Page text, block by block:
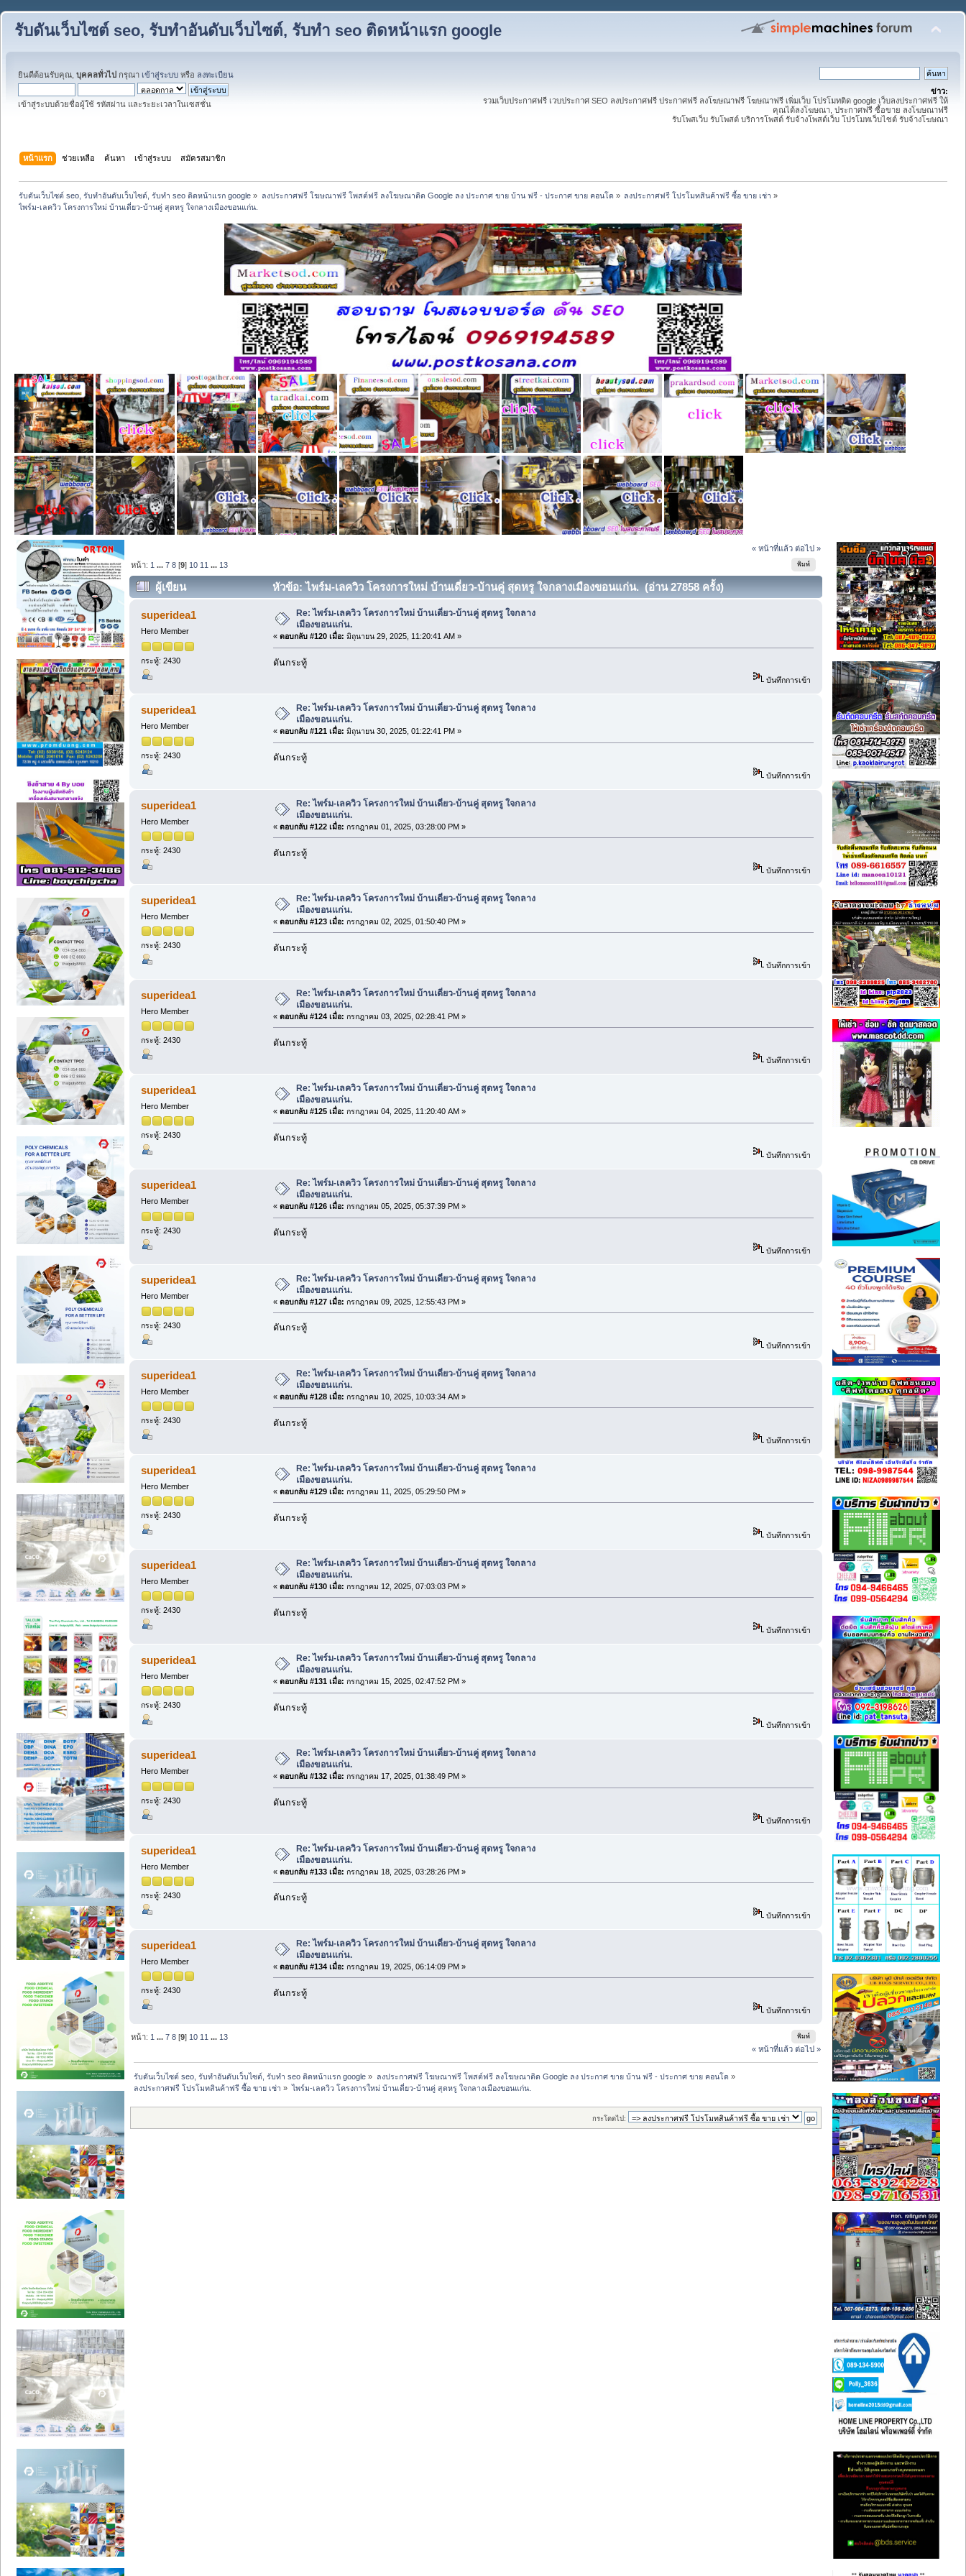
รับดันเว็บไซต์ seo, รับทำอันดับเว็บไซต์, รับทำ seo ติดหน้าแรก google
ยินดีต้อนรับคุณ, บุคคลทั่วไป กรุณา เข้าสู่ระบบ หรือ ลงทะเบียน
เข้าสู่ระบบด้วยชื่อผู้ใช้ รหัสผ่าน และระยะเวลาในเซสชั่น
ข่าว:
รวมเว็บประกาศฟรี เวบประกาศ SEO ลงประกาศฟรี ประกาศฟรี ลงโฆษณาฟรี โฆษณาฟรี เพิ่มเว็บ โปรโมทติด google เว็บลงประกาศฟรี ให้
คุณได้ลงโฆษณา, ประกาศฟรี ซื้อขาย ลงโฆษณาฟรี
รับโพสเว็บ รับโพสต์ บริการโพสต์ รับจ้างโพสต์เว็บ โปรโมทเว็บไซต์ รับจ้างโฆษณา
หน้าแรก ช่วยเหลือ ค้นหา เข้าสู่ระบบ สมัครสมาชิก
รับดันเว็บไซต์ seo, รับทำอันดับเว็บไซต์, รับทำ seo ติดหน้าแรก google » ลงประกาศฟรี โฆษณาฟรี โพสต์ฟรี ลงโฆษณาติด Google ลง ประกาศ ขาย บ้าน ฟรี - ประกาศ ขาย คอนโด » ลงประกาศฟรี โปรโมทสินค้าฟรี ซื้อ ขาย เช่า »
ไพร์ม-เลควิว โครงการใหม่ บ้านเดี่ยว-บ้านคู่ สุดหรู ใจกลางเมืองขอนแก่น.
« หน้าที่แล้ว ต่อไป »
พิมพ์
หน้า: 1 ...7 8 [9] 10 11 ... 13
ผู้เขียน หัวข้อ: ไพร์ม-เลควิว โครงการใหม่ บ้านเดี่ยว-บ้านคู่ สุดหรู ใจกลางเมืองขอนแก่น. (อ่าน 27858 ครั้ง)
superidea1
Hero Member
กระทู้: 2430
Re: ไพร์ม-เลควิว โครงการใหม่ บ้านเดี่ยว-บ้านคู่ สุดหรู ใจกลาง
เมืองขอนแก่น.
« ตอบกลับ #120 เมื่อ: มิถุนายน 29, 2025, 11:20:41 AM »
ดันกระทู้
บันทึกการเข้า
superidea1
Hero Member
กระทู้: 2430
Re: ไพร์ม-เลควิว โครงการใหม่ บ้านเดี่ยว-บ้านคู่ สุดหรู ใจกลาง
เมืองขอนแก่น.
« ตอบกลับ #121 เมื่อ: มิถุนายน 30, 2025, 01:22:41 PM »
ดันกระทู้
บันทึกการเข้า
superidea1
Hero Member
กระทู้: 2430
Re: ไพร์ม-เลควิว โครงการใหม่ บ้านเดี่ยว-บ้านคู่ สุดหรู ใจกลาง
เมืองขอนแก่น.
« ตอบกลับ #122 เมื่อ: กรกฎาคม 01, 2025, 03:28:00 PM »
ดันกระทู้
บันทึกการเข้า
superidea1
Hero Member
กระทู้: 2430
Re: ไพร์ม-เลควิว โครงการใหม่ บ้านเดี่ยว-บ้านคู่ สุดหรู ใจกลาง
เมืองขอนแก่น.
« ตอบกลับ #123 เมื่อ: กรกฎาคม 02, 2025, 01:50:40 PM »
ดันกระทู้
บันทึกการเข้า
superidea1
Hero Member
กระทู้: 2430
Re: ไพร์ม-เลควิว โครงการใหม่ บ้านเดี่ยว-บ้านคู่ สุดหรู ใจกลาง
เมืองขอนแก่น.
« ตอบกลับ #124 เมื่อ: กรกฎาคม 03, 2025, 02:28:41 PM »
ดันกระทู้
บันทึกการเข้า
superidea1
Hero Member
กระทู้: 2430
Re: ไพร์ม-เลควิว โครงการใหม่ บ้านเดี่ยว-บ้านคู่ สุดหรู ใจกลาง
เมืองขอนแก่น.
« ตอบกลับ #125 เมื่อ: กรกฎาคม 04, 2025, 11:20:40 AM »
ดันกระทู้
บันทึกการเข้า
superidea1
Hero Member
กระทู้: 2430
Re: ไพร์ม-เลควิว โครงการใหม่ บ้านเดี่ยว-บ้านคู่ สุดหรู ใจกลาง
เมืองขอนแก่น.
« ตอบกลับ #126 เมื่อ: กรกฎาคม 05, 2025, 05:37:39 PM »
ดันกระทู้
บันทึกการเข้า
superidea1
Hero Member
กระทู้: 2430
Re: ไพร์ม-เลควิว โครงการใหม่ บ้านเดี่ยว-บ้านคู่ สุดหรู ใจกลาง
เมืองขอนแก่น.
« ตอบกลับ #127 เมื่อ: กรกฎาคม 09, 2025, 12:55:43 PM »
ดันกระทู้
บันทึกการเข้า
superidea1
Hero Member
กระทู้: 2430
Re: ไพร์ม-เลควิว โครงการใหม่ บ้านเดี่ยว-บ้านคู่ สุดหรู ใจกลาง
เมืองขอนแก่น.
« ตอบกลับ #128 เมื่อ: กรกฎาคม 10, 2025, 10:03:34 AM »
ดันกระทู้
บันทึกการเข้า
superidea1
Hero Member
กระทู้: 2430
Re: ไพร์ม-เลควิว โครงการใหม่ บ้านเดี่ยว-บ้านคู่ สุดหรู ใจกลาง
เมืองขอนแก่น.
« ตอบกลับ #129 เมื่อ: กรกฎาคม 11, 2025, 05:29:50 PM »
ดันกระทู้
บันทึกการเข้า
superidea1
Hero Member
กระทู้: 2430
Re: ไพร์ม-เลควิว โครงการใหม่ บ้านเดี่ยว-บ้านคู่ สุดหรู ใจกลาง
เมืองขอนแก่น.
« ตอบกลับ #130 เมื่อ: กรกฎาคม 12, 2025, 07:03:03 PM »
ดันกระทู้
บันทึกการเข้า
superidea1
Hero Member
กระทู้: 2430
Re: ไพร์ม-เลควิว โครงการใหม่ บ้านเดี่ยว-บ้านคู่ สุดหรู ใจกลาง
เมืองขอนแก่น.
« ตอบกลับ #131 เมื่อ: กรกฎาคม 15, 2025, 02:47:52 PM »
ดันกระทู้
บันทึกการเข้า
superidea1
Hero Member
กระทู้: 2430
Re: ไพร์ม-เลควิว โครงการใหม่ บ้านเดี่ยว-บ้านคู่ สุดหรู ใจกลาง
เมืองขอนแก่น.
« ตอบกลับ #132 เมื่อ: กรกฎาคม 17, 2025, 01:38:49 PM »
ดันกระทู้
บันทึกการเข้า
superidea1
Hero Member
กระทู้: 2430
Re: ไพร์ม-เลควิว โครงการใหม่ บ้านเดี่ยว-บ้านคู่ สุดหรู ใจกลาง
เมืองขอนแก่น.
« ตอบกลับ #133 เมื่อ: กรกฎาคม 18, 2025, 03:28:26 PM »
ดันกระทู้
บันทึกการเข้า
superidea1
Hero Member
กระทู้: 2430
Re: ไพร์ม-เลควิว โครงการใหม่ บ้านเดี่ยว-บ้านคู่ สุดหรู ใจกลาง
เมืองขอนแก่น.
« ตอบกลับ #134 เมื่อ: กรกฎาคม 19, 2025, 06:14:09 PM »
ดันกระทู้
บันทึกการเข้า
พิมพ์
หน้า: 1 ...7 8 [9] 10 11 ... 13
« หน้าที่แล้ว ต่อไป »
รับดันเว็บไซต์ seo, รับทำอันดับเว็บไซต์, รับทำ seo ติดหน้าแรก google » ลงประกาศฟรี โฆษณาฟรี โพสต์ฟรี ลงโฆษณาติด Google ลง ประกาศ ขาย บ้าน ฟรี - ประกาศ ขาย คอนโด »
ลงประกาศฟรี โปรโมทสินค้าฟรี ซื้อ ขาย เช่า » ไพร์ม-เลควิว โครงการใหม่ บ้านเดี่ยว-บ้านคู่ สุดหรู ใจกลางเมืองขอนแก่น.
กระโดดไป: